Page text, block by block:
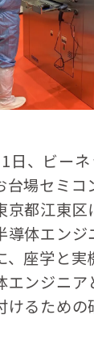
日、ビーネ
台場セミコ
京都江東区
導体エン
、座学と実
エンジニア
るための